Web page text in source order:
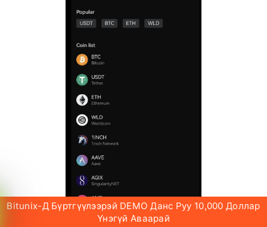
Bitunix-Д Бүртгүүлээрэй DEMO Данс Руу 10,000 Доллар
Үнэгүй Аваарай